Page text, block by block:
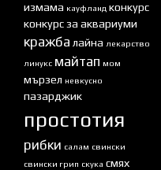
измама кауфланд конкурс
конкурс за аквариуми
кражба лайна лекарство
линукс майтап мом
мързел невкусно
пазарджик
простотия
рибки салам свински
свински грип скука смях